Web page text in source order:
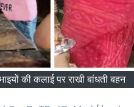
की कलाई पर राखी बांधती बहन